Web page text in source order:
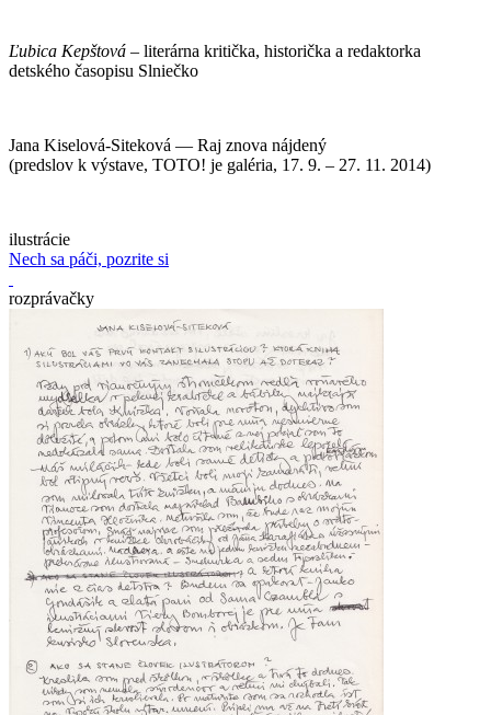
Ľubica Kepštová – literárna kritička, historička a redaktorka
detského časopisu Slniečko
Jana Kiselová-Siteková — Raj znova nájdený
(predslov k výstave, TOTO! je galéria, 17. 9. – 27. 11. 2014)
ilustrácie
Nech sa páči, pozrite si
rozprávačky